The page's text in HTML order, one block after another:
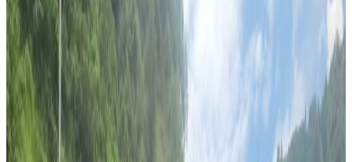
nepaltube |